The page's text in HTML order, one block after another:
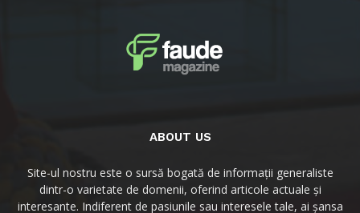
ABOUT US
Site-ul nostru este o sursă bogată de informații generaliste
dintr-o varietate de domenii, oferind articole actuale și
interesante. Indiferent de pasiunile sau interesele tale, ai șansa